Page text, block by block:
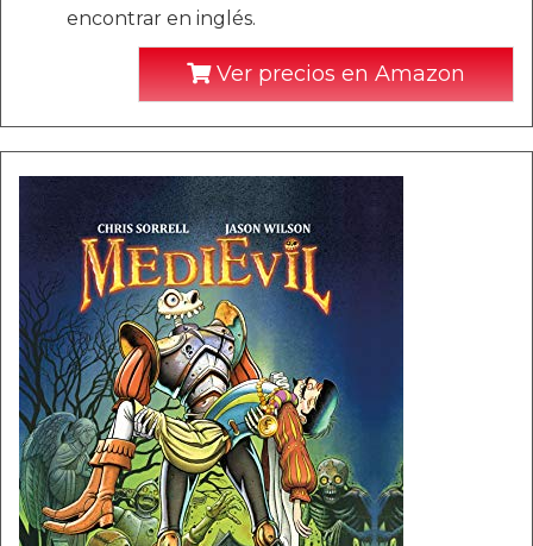
encontrar en inglés.
Ver precios en Amazon